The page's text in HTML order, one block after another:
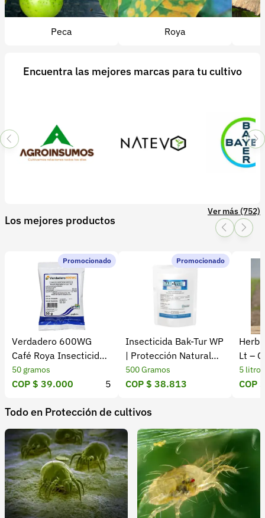
Peca Roya
Encuentra las mejores marcas para tu cultivo
Agroinsumos SAS NATEVO SAS Bayer
Los mejores productos
Ver más (752)
Promocionado
Verdadero 600WG
Café Roya Insecticida
Fungicida ICA
50 gramos
COP $ 39.000 5
Promocionado
Insecticida Bak-Tur WP
| Protección Natural
contra Insectos
500 Gramos
COP $ 38.813
Lt –
Eficaz
5 litros
COP
Todo en Protección de cultivos